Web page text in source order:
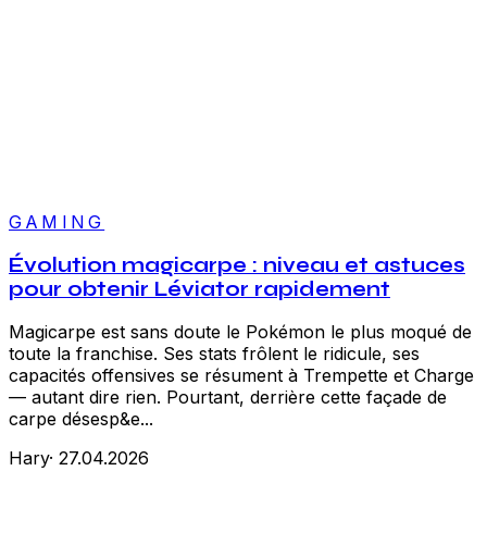
GAMING
Évolution magicarpe : niveau et astuces
pour obtenir Léviator rapidement
Magicarpe est sans doute le Pokémon le plus moqué de
toute la franchise. Ses stats frôlent le ridicule, ses
capacités offensives se résument à Trempette et Charge
— autant dire rien. Pourtant, derrière cette façade de
carpe désesp&e...
Hary· 27.04.2026